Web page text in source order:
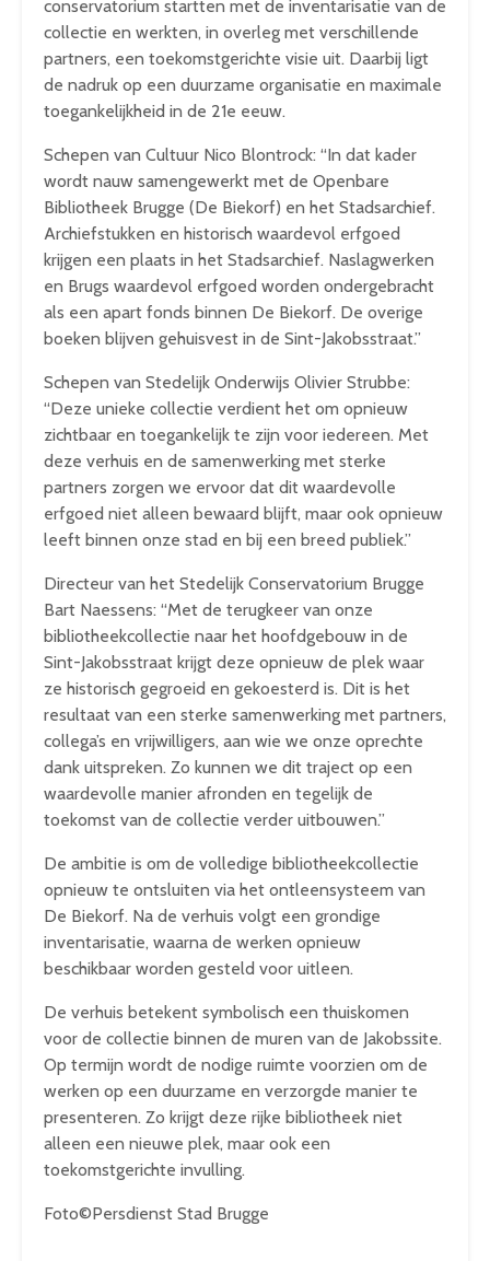
conservatorium startten met de inventarisatie van de
collectie en werkten, in overleg met verschillende
partners, een toekomstgerichte visie uit. Daarbij ligt
de nadruk op een duurzame organisatie en maximale
toegankelijkheid in de 21e eeuw.
Schepen van Cultuur Nico Blontrock: “In dat kader
wordt nauw samengewerkt met de Openbare
Bibliotheek Brugge (De Biekorf) en het Stadsarchief.
Archiefstukken en historisch waardevol erfgoed
krijgen een plaats in het Stadsarchief. Naslagwerken
en Brugs waardevol erfgoed worden ondergebracht
als een apart fonds binnen De Biekorf. De overige
boeken blijven gehuisvest in de Sint-Jakobsstraat.”
Schepen van Stedelijk Onderwijs Olivier Strubbe:
“Deze unieke collectie verdient het om opnieuw
zichtbaar en toegankelijk te zijn voor iedereen. Met
deze verhuis en de samenwerking met sterke
partners zorgen we ervoor dat dit waardevolle
erfgoed niet alleen bewaard blijft, maar ook opnieuw
leeft binnen onze stad en bij een breed publiek.”
Directeur van het Stedelijk Conservatorium Brugge
Bart Naessens: “Met de terugkeer van onze
bibliotheekcollectie naar het hoofdgebouw in de
Sint-Jakobsstraat krijgt deze opnieuw de plek waar
ze historisch gegroeid en gekoesterd is. Dit is het
resultaat van een sterke samenwerking met partners,
collega’s en vrijwilligers, aan wie we onze oprechte
dank uitspreken. Zo kunnen we dit traject op een
waardevolle manier afronden en tegelijk de
toekomst van de collectie verder uitbouwen.”
De ambitie is om de volledige bibliotheekcollectie
opnieuw te ontsluiten via het ontleensysteem van
De Biekorf. Na de verhuis volgt een grondige
inventarisatie, waarna de werken opnieuw
beschikbaar worden gesteld voor uitleen.
De verhuis betekent symbolisch een thuiskomen
voor de collectie binnen de muren van de Jakobssite.
Op termijn wordt de nodige ruimte voorzien om de
werken op een duurzame en verzorgde manier te
presenteren. Zo krijgt deze rijke bibliotheek niet
alleen een nieuwe plek, maar ook een
toekomstgerichte invulling.
Foto©Persdienst Stad Brugge